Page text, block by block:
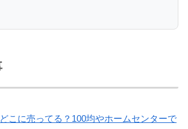
こに売ってる？100均やホームセンターで